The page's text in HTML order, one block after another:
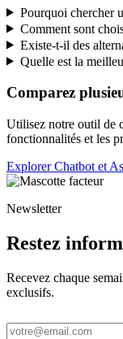
Pourquoi chercher
Comment sont
Existe-t-il des
Quelle est la
Comparez
Utilisez notre outil de
fonctionnalités et les
Explorer Chatbot et
Newsletter
Restez
Recevez chaque
exclusifs.